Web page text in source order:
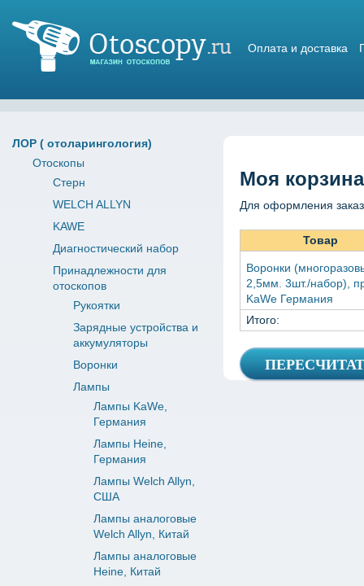
Оплата и доставка
ЛОР ( отоларингология)
Отоскопы
Стерн
WELCH ALLYN
KAWE
Диагностический набор
Принадлежности для
отоскопов
Рукоятки
Зарядные устройства и
аккумуляторы
Воронки
Лампы
Лампы KaWe,
Германия
Лампы Heine,
Германия
Лампы Welch Allyn,
США
Лампы аналоговые
Welch Allyn, Китай
Лампы аналоговые
Heine, Китай
Моя корзина
Для оформления
Товар
Воронки
2,5мм. 3шт./набор),
KaWe Германия
Итого: